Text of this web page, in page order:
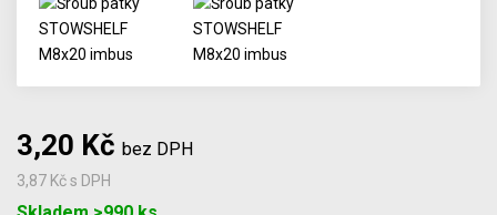
3,20 Kčbez DPH
3,87 Kčs DPH
Počet